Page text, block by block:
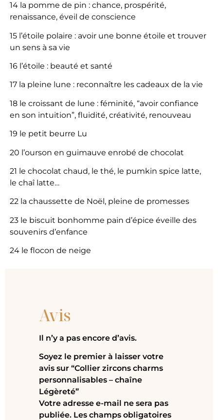
14 la pomme de pin : chance, prospérité,
renaissance, éveil de conscience
15 l’étoile polaire : avoir une bonne étoile et trouver
un sens à sa vie
16 l’étoile : beauté et santé
17 la pleine lune : reconnaître les cadeaux de la vie
18 le croissant de lune : féminité, “avoir confiance
en son intuition”, fluidité, créativité, renouveau
19 le petit beurre Lu
20 l’ourson en guimauve enrobé de chocolat
21 le chocolat chaud, le thé, le pumkin spice latte,
le chaî latte…
22 la chaussette de Noël, pleine de promesses
23 le biscuit bonhomme pain d’épice éveille des
souvenirs d’enfance
24 le flocon de neige
Avis
Il n’y a pas encore d’avis.
Soyez le premier à laisser votre
avis sur “Collier zircons charms
personnalisables – chaîne
Légèreté”
Votre adresse e-mail ne sera pas
publiée. Les champs obligatoires